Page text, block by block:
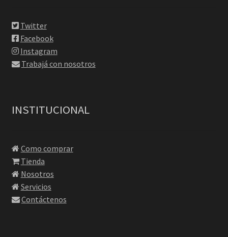
Twitter
Facebook
Instagram
Trabajá con nosotros
INSTITUCIONAL
Como comprar
Tienda
Nosotros
Servicios
Contáctenos